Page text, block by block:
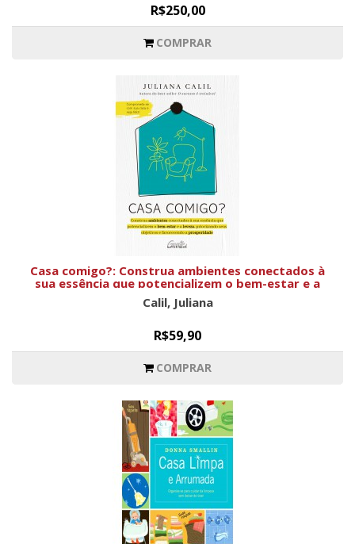
R$250,00
COMPRAR
Casa comigo?: Construa ambientes conectados à
sua essência que potencializem o bem-estar e a
leveza, priorizando seus objetivos e favorecendo a
prosperidade
Calil, Juliana
R$59,90
COMPRAR